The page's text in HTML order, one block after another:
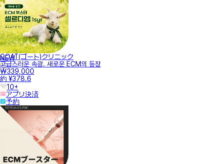
NEW
GOAT(ゴート)クリニック
고급스러운 속광. 새로운 ECM의 등장
₩339,000
約 ¥378.6
10+
アプリ決済
予約